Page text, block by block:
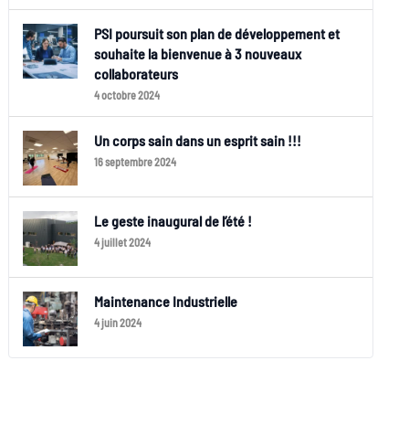
PSI poursuit son plan de développement et
souhaite la bienvenue à 3 nouveaux
collaborateurs
4 octobre 2024
Un corps sain dans un esprit sain !!!
16 septembre 2024
Le geste inaugural de l’été !
4 juillet 2024
Maintenance Industrielle
4 juin 2024